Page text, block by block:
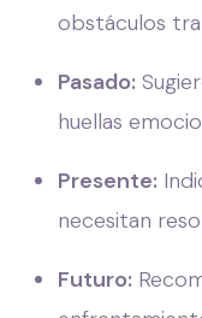
obstáculos
Pasado:
huellas
Presente:
necesitan
Futuro: